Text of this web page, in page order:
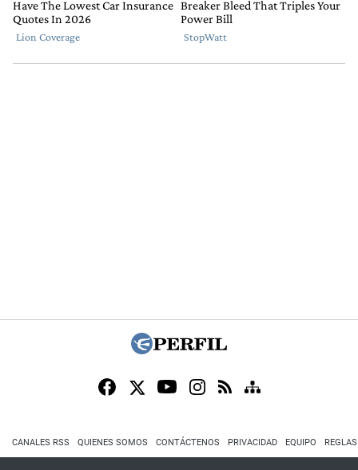
CANALES RSS QUIENES SOMOS CONTÁCTENOS PRIVACIDAD EQUIPO